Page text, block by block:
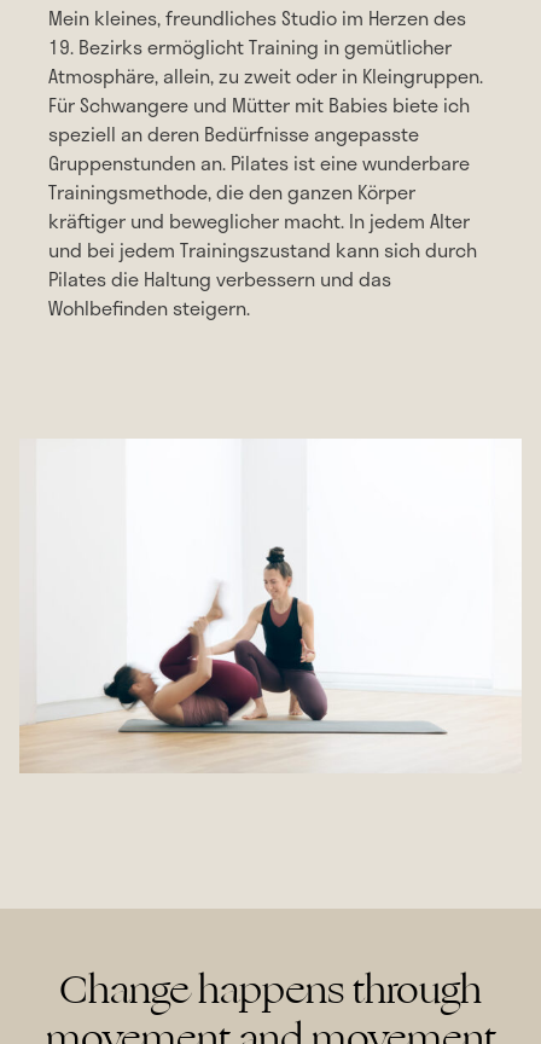
Mein kleines, freundliches Studio im Herzen des
19. Bezirks ermöglicht Training in gemütlicher
Atmosphäre, allein, zu zweit oder in Kleingruppen.
Für Schwangere und Mütter mit Babies biete ich
speziell an deren Bedürfnisse angepasste
Gruppenstunden an. Pilates ist eine wunderbare
Trainingsmethode, die den ganzen Körper
kräftiger und beweglicher macht. In jedem Alter
und bei jedem Trainingszustand kann sich durch
Pilates die Haltung verbessern und das
Wohlbefinden steigern.
Change happens through